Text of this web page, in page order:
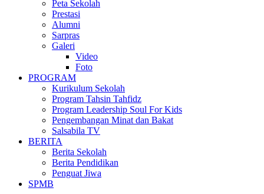
Peta Sekolah
Prestasi
Alumni
Sarpras
Galeri
Video
Foto
PROGRAM
Kurikulum Sekolah
Program Tahsin Tahfidz
Program Leadership Soul For Kids
Pengembangan Minat dan Bakat
Salsabila TV
BERITA
Berita Sekolah
Berita Pendidikan
Penguat Jiwa
SPMB